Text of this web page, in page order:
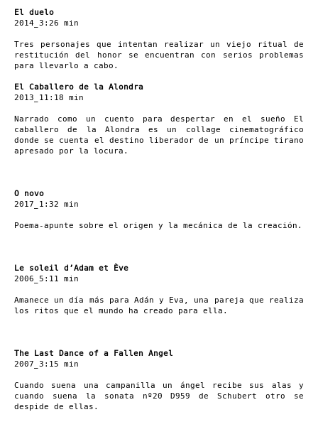
El duelo
2014_3:26 min
Tres personajes que intentan realizar un viejo ritual de
restitución del honor se encuentran con serios problemas
para llevarlo a cabo.
El Caballero de la Alondra
2013_11:18 min
Narrado como un cuento para despertar en el sueño El
caballero de la Alondra es un collage cinematográfico
donde se cuenta el destino liberador de un príncipe tirano
apresado por la locura.
O novo
2017_1:32 min
Poema-apunte sobre el origen y la mecánica de la creación.
Le soleil d’Adam et Ève
2006_5:11 min
Amanece un día más para Adán y Eva, una pareja que realiza
los ritos que el mundo ha creado para ella.
The Last Dance of a Fallen Angel
2007_3:15 min
Cuando suena una campanilla un ángel recibe sus alas y
cuando suena la sonata nº20 D959 de Schubert otro se
despide de ellas.